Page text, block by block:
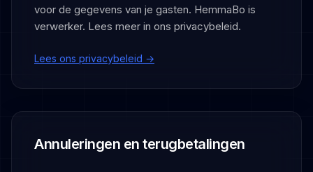
voor de gegevens van je gasten. HemmaBo is
verwerker. Lees meer in ons privacybeleid.
Lees ons privacybeleid →
Annuleringen en terugbetalingen